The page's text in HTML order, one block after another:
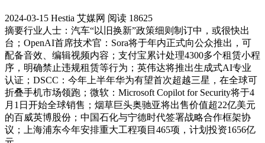
2024-03-15 Hestia 艾媒网 阅读 18625
摘要行业人士：汽车“以旧换新”政策细则制订中，或很快出
台；OpenAI首席技术官：Sora将于年内正式向公众推出，可
配备音效、编辑视频内容；支付宝累计处理4300多个租赁小程
序，明确禁止违规租赁等行为；英伟达将推出生成式AI专业
认证；DSCC：今年上半年华为有望首次超越三星，在全球可
折叠手机市场领跑；微软：Microsoft Copilot for Security将于4
月1日开始全球销售；烟草巨头奥驰亚将出售价值超22亿美元
的百威英博股份；中国石化与宁德时代签署战略合作框架协
议；上海浦东今年安排重大工程项目465项，计划投资1656亿